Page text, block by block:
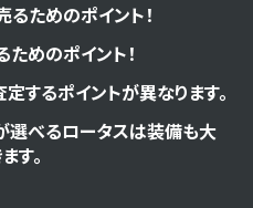
ためのポイント！
めのポイント！
するポイントが異なります。
選べるロータスは装備も大
す。